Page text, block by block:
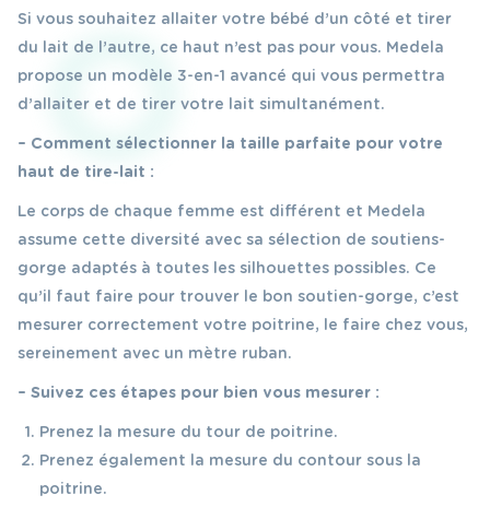
Si vous souhaitez allaiter votre bébé d’un côté et tirer
du lait de l’autre, ce haut n’est pas pour vous. Medela
propose un modèle 3-en-1 avancé qui vous permettra
d’allaiter et de tirer votre lait simultanément.
– Comment sélectionner la taille parfaite pour votre
haut de tire-lait :
Le corps de chaque femme est différent et Medela
assume cette diversité avec sa sélection de soutiens-
gorge adaptés à toutes les silhouettes possibles. Ce
qu’il faut faire pour trouver le bon soutien-gorge, c’est
mesurer correctement votre poitrine, le faire chez vous,
sereinement avec un mètre ruban.
– Suivez ces étapes pour bien vous mesurer :
Prenez la mesure du tour de poitrine.
Prenez également la mesure du contour sous la
poitrine.